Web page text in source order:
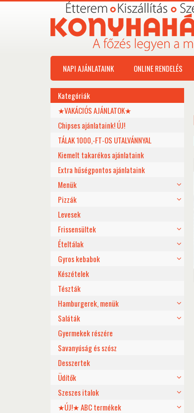
NAPI AJÁNLATAINK ONLINE RENDELÉS
Kategóriák
★VAKÁCIÓS AJÁNLATOK★
Chipses ajánlataink! ÚJ!
TÁLAK 1000,-FT-OS UTALVÁNNYAL
Kiemelt takarékos ajánlataink
Extra hűségpontos ajánlataink
Menük
Pizzák
Levesek
Frissensültek
Ételtálak
Gyros kebabok
Készételek
Tészták
Hamburgerek, menük
Saláták
Gyermekek részére
Savanyúság és szósz
Desszertek
Üdítők
Szeszes italok
★ÚJ!★ ABC termékek